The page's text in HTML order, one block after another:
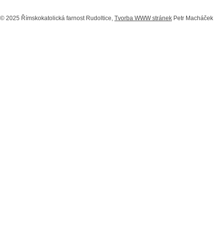
© 2025 Římskokatolická farnost Rudoltice, Tvorba WWW stránek Petr Macháček